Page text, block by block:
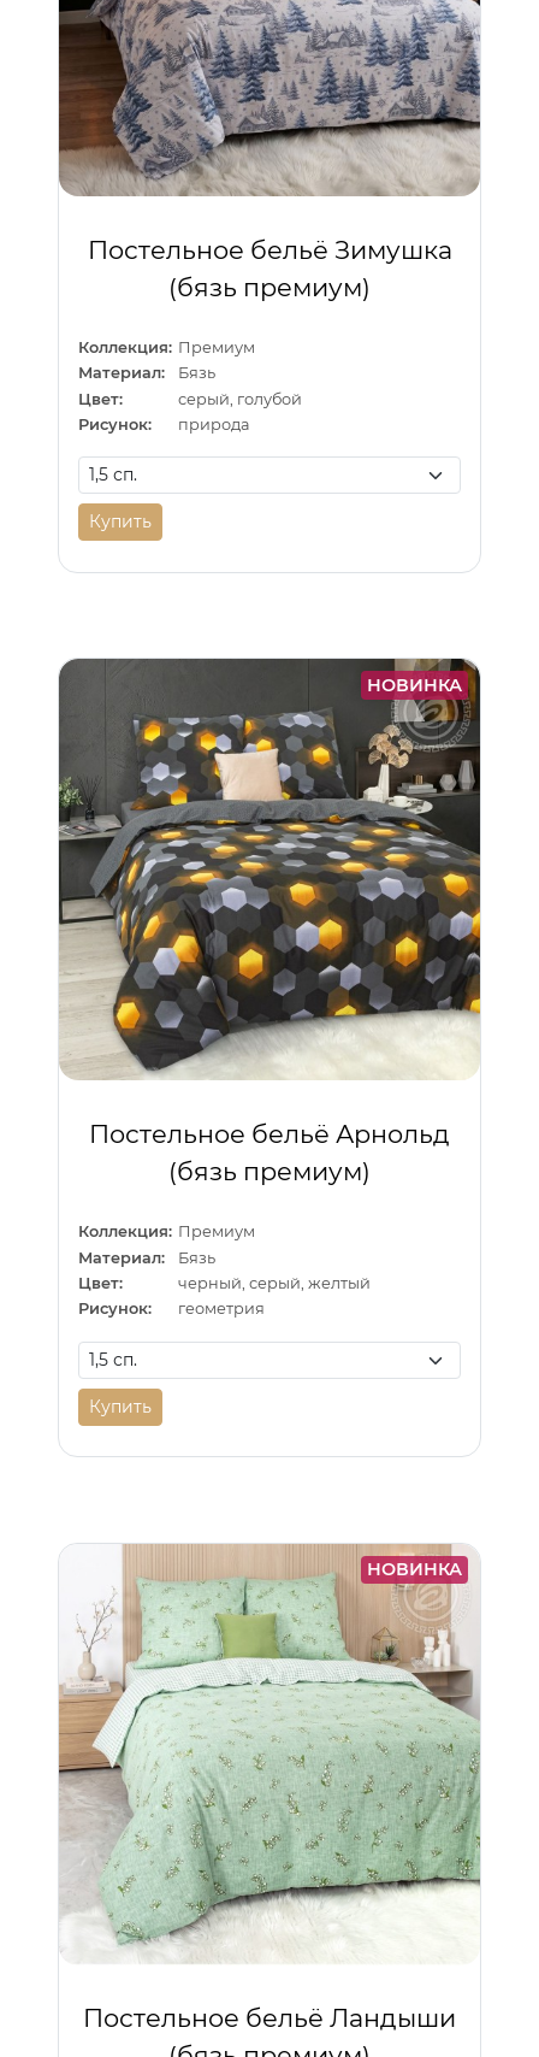
Постельное бельё Зимушка
(бязь премиум)
Коллекция: Премиум
Материал:
Бязь
Цвет:
серый, голубой
Рисунок:
природа
Купить
НОВИНКА
Постельное бельё Арнольд
(бязь премиум)
Коллекция: Премиум
Материал:
Бязь
Цвет:
черный, серый, желтый
Рисунок:
геометрия
Купить
НОВИНКА
Постельное бельё Ландыши